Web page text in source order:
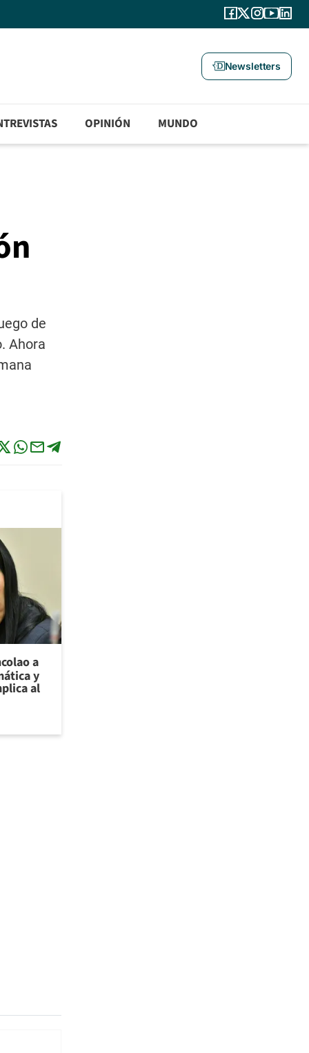
Newsletters
OPINIÓN MUNDO
de
Ahora
a
y
al